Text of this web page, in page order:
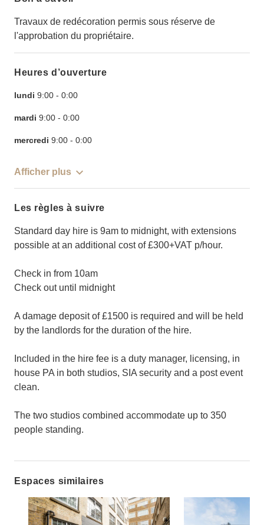
Travaux de redécoration permis sous réserve de
l'approbation du propriétaire.
Heures d’ouverture
lundi 9:00 - 0:00
mardi 9:00 - 0:00
mercredi 9:00 - 0:00
Afficher plus
Les règles à suivre
Standard day hire is 9am to midnight, with extensions
possible at an additional cost of £300+VAT p/hour.
Check in from 10am
Check out until midnight
A damage deposit of £1500 is required and will be held
by the landlords for the duration of the hire.
Included in the hire fee is a duty manager, licensing, in
house PA in both studios, SIA security and a post event
clean.
The two studios combined accommodate up to 350
people standing.
Espaces similaires